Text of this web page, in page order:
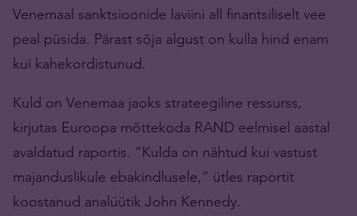
Venemaal sanktsioonide laviini all finantsiliselt vee
peal püsida. Pärast sõja algust on kulla hind enam
kui kahekordistunud.
Kuld on Venemaa jaoks strateegiline ressurss,
kirjutas Euroopa mõttekoda RAND eelmisel aastal
avaldatud raportis. “Kulda on nähtud kui vastust
majanduslikule ebakindlusele,” ütles raportit
koostanud analüütik John Kennedy.